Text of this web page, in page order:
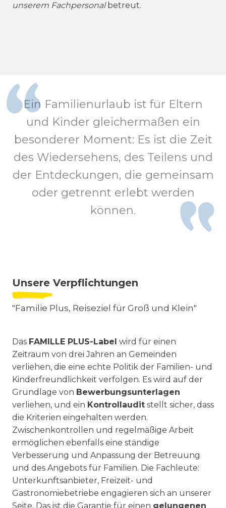
unserem Fachpersonalbetreut.
Ein Familienurlaub ist für Eltern
und Kinder gleichermaßen ein
besonderer Moment: Es ist die Zeit
des Wiedersehens, des Teilens und
der Entdeckungen, die gemeinsam
oder getrennt erlebt werden
können.
Unsere Verpflichtungen
"Familie Plus, Reiseziel für Groß und Klein"
Das FAMILLE PLUS-Label wird für einen
Zeitraum von drei Jahren an Gemeinden
verliehen, die eine echte Politik der Familien- und
Kinderfreundlichkeit verfolgen. Es wird auf der
Grundlage von Bewerbungsunterlagen
verliehen, und ein Kontrollaudit stellt sicher, dass
die Kriterien eingehalten werden.
Zwischenkontrollen und regelmäßige Arbeit
ermöglichen ebenfalls eine ständige
Verbesserung und Anpassung der Betreuung
und des Angebots für Familien. Die Fachleute:
Unterkunftsanbieter, Freizeit- und
Gastronomiebetriebe engagieren sich an unserer
Seite. Das ist die Garantie für einen gelungenen